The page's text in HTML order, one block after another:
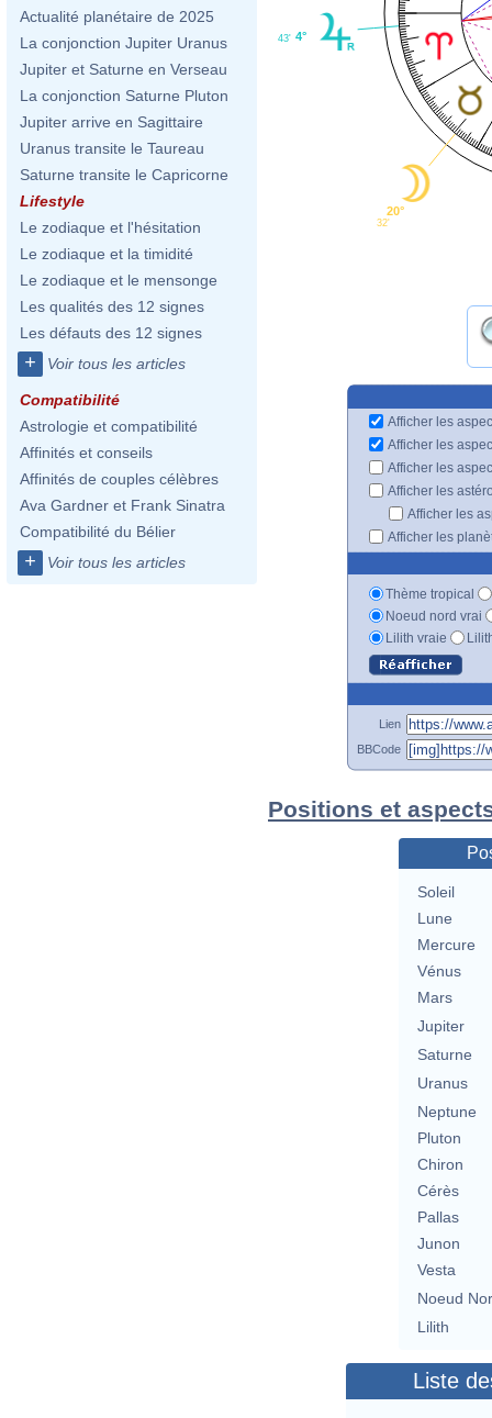
Actualité planétaire de 2025
La conjonction Jupiter Uranus
Jupiter et Saturne en Verseau
La conjonction Saturne Pluton
Jupiter arrive en Sagittaire
Uranus transite le Taureau
Saturne transite le Capricorne
Lifestyle
Le zodiaque et l'hésitation
Le zodiaque et la timidité
Le zodiaque et le mensonge
Les qualités des 12 signes
Les défauts des 12 signes
+ Voir tous les articles
Compatibilité
Astrologie et compatibilité
Affinités et conseils
Affinités de couples célèbres
Ava Gardner et Frank Sinatra
Compatibilité du Bélier
+ Voir tous les articles
4°
43'
20°
32'
Afficher les
Afficher les
Afficher les
Afficher les
Afficher les
Afficher les
Thème tropical
Noeud nord vrai
Lilith vraie
Lien
BBCode
Positions et
Soleil
Lune
Mercure
Vénus
Mars
Jupiter
Saturne
Uranus
Neptune
Pluton
Chiron
Cérès
Pallas
Junon
Vesta
Noeud
Lilith
Liste